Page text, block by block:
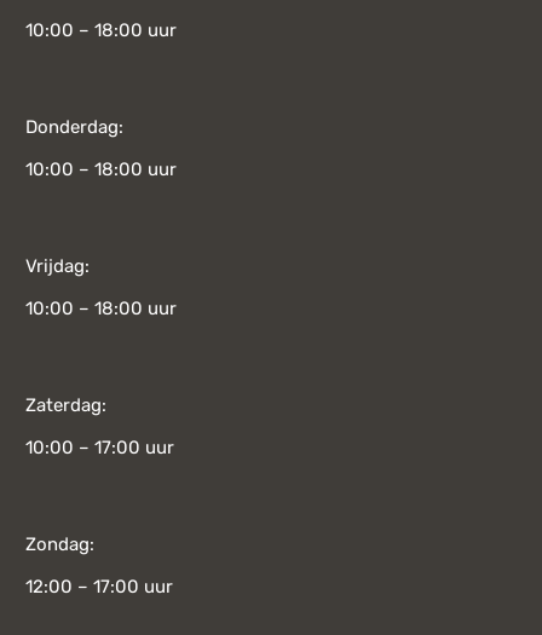
10:00 – 18:00 uur
Donderdag:
10:00 – 18:00 uur
Vrijdag:
10:00 – 18:00 uur
Zaterdag:
10:00 – 17:00 uur
Zondag:
12:00 – 17:00 uur